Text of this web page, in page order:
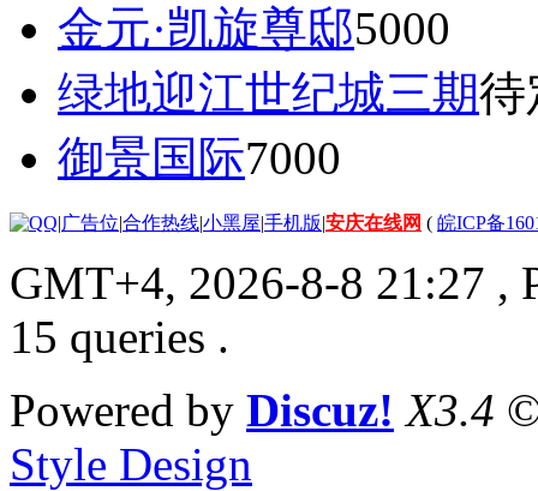
金元·凯旋尊邸5000
绿地迎江世纪城三期待
御景国际7000
|广告位|合作热线|小黑屋|手机版|安庆在线网 ( 皖ICP备
GMT+4, 2026-8-8 21:27 ,
15 queries .
Powered by Discuz! X3.4
Style Design